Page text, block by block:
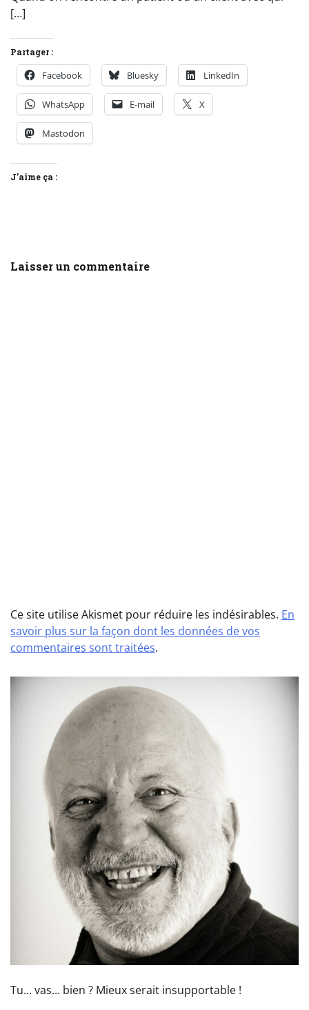
[…]
Partager :
Facebook Bluesky LinkedIn
WhatsApp E-mail X
Mastodon
J’aime ça :
Laisser un commentaire
Ce site utilise Akismet pour réduire les indésirables. En
savoir plus sur la façon dont les données de vos
commentaires sont traitées.
Tu... vas... bien ? Mieux serait insupportable !